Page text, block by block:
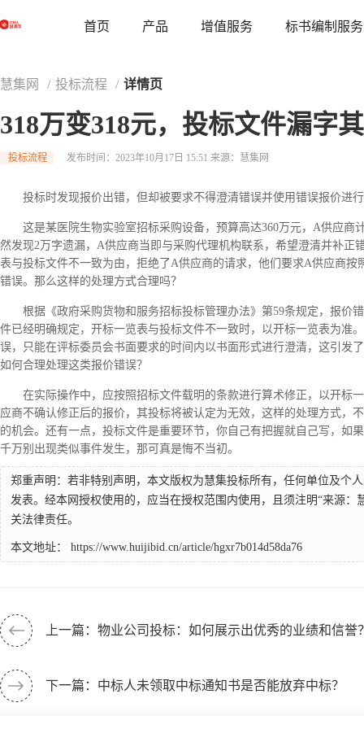
首页 产品 增值服务 标书编制服务
慧集网 / 投标流程 / 详情页
318万变318元，投标文件漏字
投标流程 发布时间：2023年10月17日 15:51 来源：慧集网
投标时发现报价出错，但却被要求不得澄清错误并使用错误报价进
这是某医院生物实验室招标采购设备，预算高达360万元，A供应商
然发现2万字遗漏，A供应商当即与采购代理机构联系，希望澄清并补正
表与投标文件不一致为由，拒绝了A供应商的请求，他们要求A供应商
错误。那么这样的处理方式合理吗？
根据《政府采购货物和服务招标投标管理办法》第59条规定，报价
件已经明确规定，开标一览表与投标文件不一致时，以开标一览表为准
误，只能在评标委员会书面要求的时间内以书面形式进行澄清，这引发
如何合理处理这类报价错误？
在实际操作中，应按照招标文件载明的条款进行算术修正，以开标
应商不确认修正后的报价，其投标将被认定为无效，这样的处理方式，
的机会。还有一点，投标文件是重要环节，你自己有把握就自己写，如
千万别出现类似事件发生，那可真是悔不当初。
郑重声明：若非特别声明，本文版权为慧集投标所有，任何单位及个
发表。经本网授权使用的，应当在授权范围内使用，且须注明“来源：
关法律责任。
本文地址： https://www.huijibid.cn/article/hgxr7b014d58da76
上一篇：物业公司投标：如何展示出优秀的业绩和信誉
下一篇：中标人未领取中标通知书是否能放弃中标？